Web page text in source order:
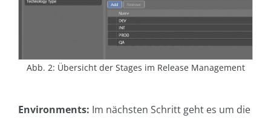
Abb. 2: Übersicht der Stages im Release Management
Environments: Im nächsten Schritt geht es um die